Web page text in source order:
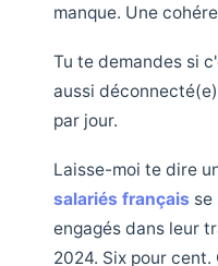
manque. Une
Tu te demandes si
aussi
par jour.
Laisse-moi te dire
salariés français se
engagés dans leur
2024. Six pour